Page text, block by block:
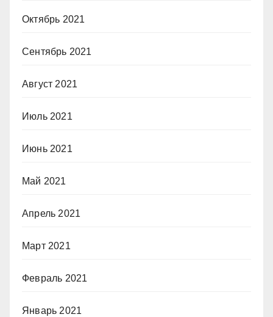
Октябрь 2021
Сентябрь 2021
Август 2021
Июль 2021
Июнь 2021
Май 2021
Апрель 2021
Март 2021
Февраль 2021
Январь 2021